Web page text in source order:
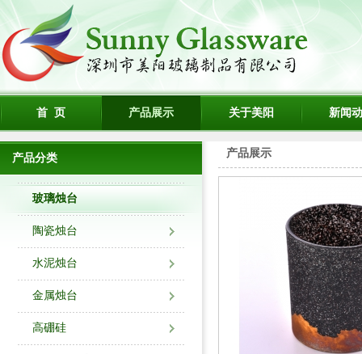
首 页 产品展示 关于美阳 新闻
产品分类
玻璃烛台
陶瓷烛台
水泥烛台
金属烛台
高硼硅
产品展示